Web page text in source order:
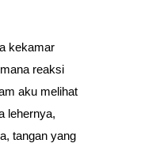
kekamar
reaksi
aku melihat
lehernya,
tangan yang